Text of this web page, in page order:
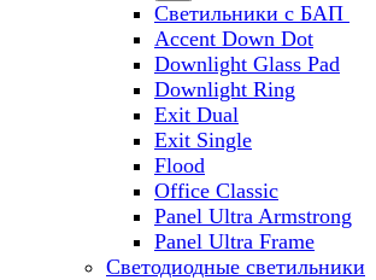
Светильники с БАП
Accent Down Dot
Downlight Glass Pad
Downlight Ring
Exit Dual
Exit Single
Flood
Office Classic
Panel Ultra Armstrong
Panel Ultra Frame
Светодиодные светильники